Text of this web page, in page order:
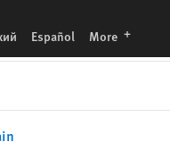
Español More languages